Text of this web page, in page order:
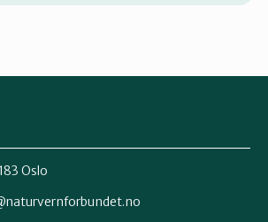
Oslo